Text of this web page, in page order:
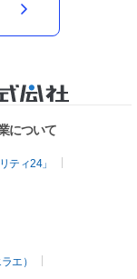
について
ティ24」
エ）